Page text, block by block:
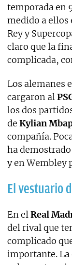
temporada en
medido a ellos
Rey y
claro que la
complicada,
Los alemanes
cargaron al
los dos
de Kylian
compañía.
ha
y en Wembley
El vestuario
En elReal
del rival que
complicado
importante.